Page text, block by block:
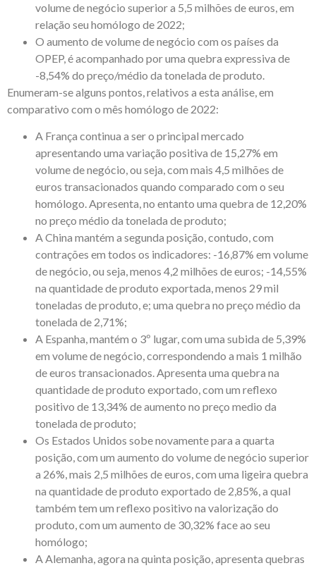
volume de negócio superior a 5,5 milhões de euros, em
relação seu homólogo de 2022;
O aumento de volume de negócio com os países da
OPEP, é acompanhado por uma quebra expressiva de
-8,54% do preço/médio da tonelada de produto.
Enumeram-se alguns pontos, relativos a esta análise, em
comparativo com o mês homólogo de 2022:
A França continua a ser o principal mercado
apresentando uma variação positiva de 15,27% em
volume de negócio, ou seja, com mais 4,5 milhões de
euros transacionados quando comparado com o seu
homólogo. Apresenta, no entanto uma quebra de 12,20%
no preço médio da tonelada de produto;
A China mantém a segunda posição, contudo, com
contrações em todos os indicadores: -16,87% em volume
de negócio, ou seja, menos 4,2 milhões de euros; -14,55%
na quantidade de produto exportada, menos 29 mil
toneladas de produto, e; uma quebra no preço médio da
tonelada de 2,71%;
A Espanha, mantém o 3º lugar, com uma subida de 5,39%
em volume de negócio, correspondendo a mais 1 milhão
de euros transacionados. Apresenta uma quebra na
quantidade de produto exportado, com um reflexo
positivo de 13,34% de aumento no preço medio da
tonelada de produto;
Os Estados Unidos sobe novamente para a quarta
posição, com um aumento do volume de negócio superior
a 26%, mais 2,5 milhões de euros, com uma ligeira quebra
na quantidade de produto exportado de 2,85%, a qual
também tem um reflexo positivo na valorização do
produto, com um aumento de 30,32% face ao seu
homólogo;
A Alemanha, agora na quinta posição, apresenta quebras